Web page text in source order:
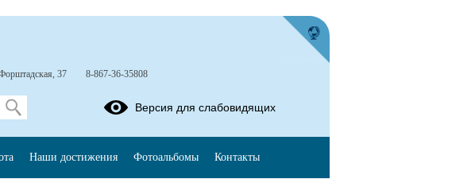
37 8-867-36-35808
Версия для слабовидящих
Наши достижения Фотоальбомы Контакты